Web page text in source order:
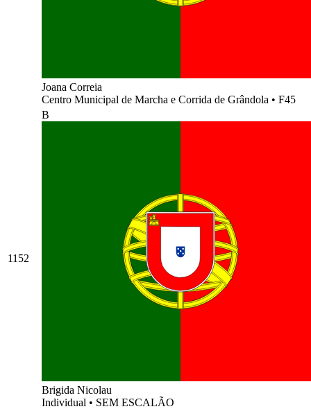
Joana Correia
Centro Municipal de Marcha e Corrida de Grândola • F45
1152
B
Brigida Nicolau
Individual • SEM ESCALÃO